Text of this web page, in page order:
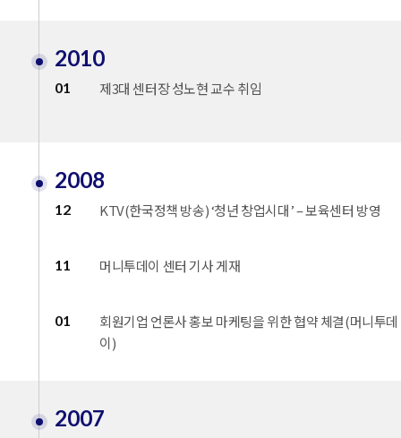
2010
01 제3대 센터장 성노현 교수 취임
2008
12 KTV(한국정책 방송) ‘청년 창업시대’ – 보육센터 방영
11 머니투데이 센터 기사 게재
01
회원기업 언론사 홍보 마케팅을 위한 협약 체결(머니투데
이)
2007